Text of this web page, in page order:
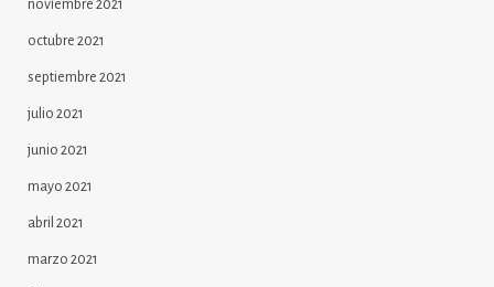
noviembre 2021
octubre 2021
septiembre 2021
julio 2021
junio 2021
mayo 2021
abril 2021
marzo 2021